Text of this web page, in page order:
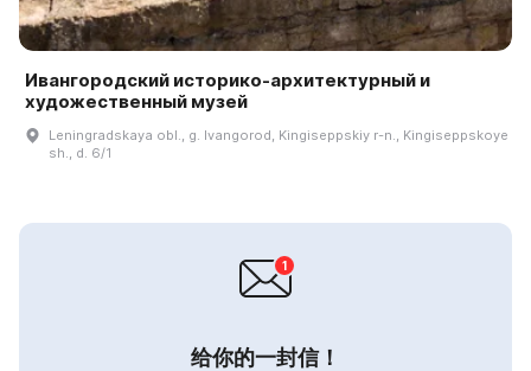
Ивангородский историко-архитектурный и
художественный музей
Leningradskaya obl., g. Ivangorod, Kingiseppskiy r-n., Kingiseppskoye
sh., d. 6/1
给你的一封信！